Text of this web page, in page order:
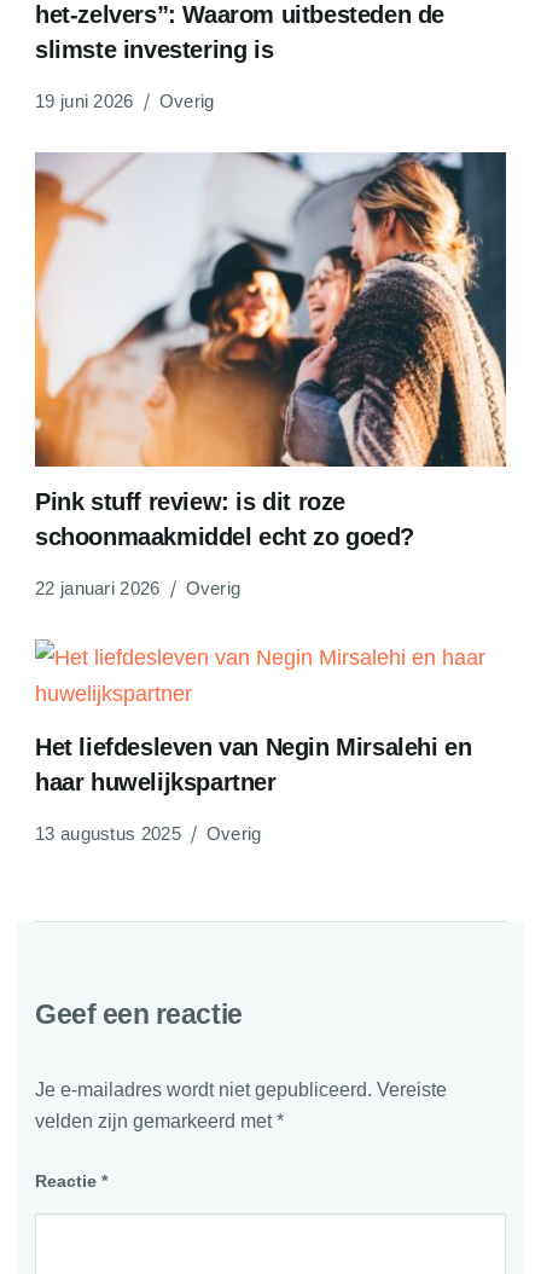
het-zelvers”: Waarom uitbesteden de
slimste investering is
19 juni 2026 Overig
Pink stuff review: is dit roze
schoonmaakmiddel echt zo goed?
22 januari 2026 Overig
Het liefdesleven van Negin Mirsalehi en
haar huwelijkspartner
13 augustus 2025 Overig
Geef een reactie
Je e-mailadres wordt niet gepubliceerd. Vereiste
velden zijn gemarkeerd met*
Reactie *